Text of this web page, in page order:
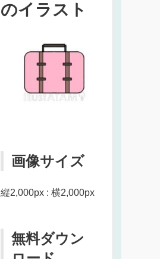
のイラスト
画像サイズ
縦2,000px : 横2,000px
無料ダウン